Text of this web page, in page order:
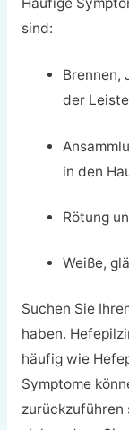
sind:
Brennen,
der Leiste
in den
Rötung
Weiße,
Suchen Sie
haben.
häufig wie
Symptome
zurückzuführen